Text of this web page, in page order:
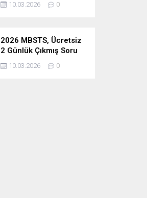
10.03.2026 0
2026 MBSTS, Ücretsiz
2 Günlük Çıkmış Soru
Çözüm Kampı
10.03.2026 0